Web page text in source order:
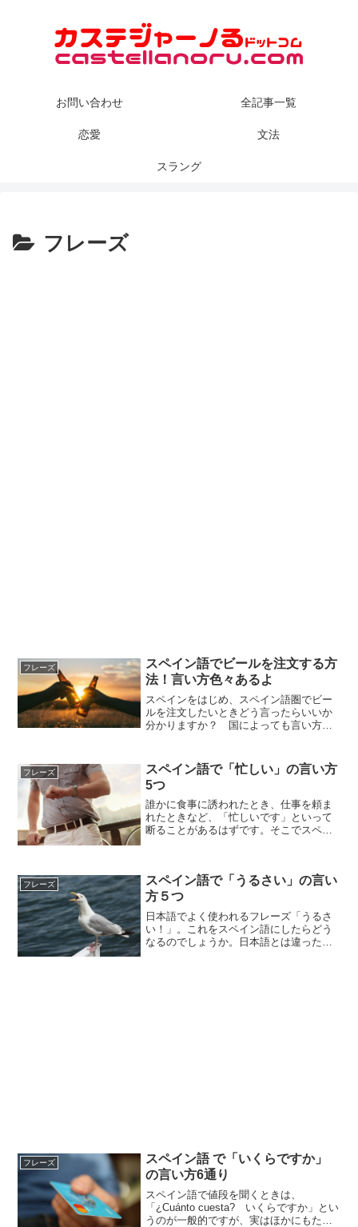
お問い合わせ 全記事一覧
恋愛 文法
スラング
フレーズ
フレーズ
スペイン語でビールを注文する方
法！言い方色々あるよ
スペインをはじめ、スペイン語圏でビー
ルを注文したいときどう言ったらいいか
分かりますか？ 国によっても言い方が
フレーズ
スペイン語で「忙しい」の言い方
5つ
誰かに食事に誘われたとき、仕事を頼ま
れたときなど、「忙しいです」といって
断ることがあるはずです。そこでスペイ
フレーズ
スペイン語で「うるさい」の言い
方５つ
日本語でよく使われるフレーズ「うるさ
い！」。これをスペイン語にしたらどう
なるのでしょうか。日本語とは違った
フレーズ
スペイン語 で「いくらですか」
の言い方6通り
スペイン語で値段を聞くときは、
「¿Cuánto cuesta? いくらですか」とい
うのが一般的ですが、実はほかにもたく